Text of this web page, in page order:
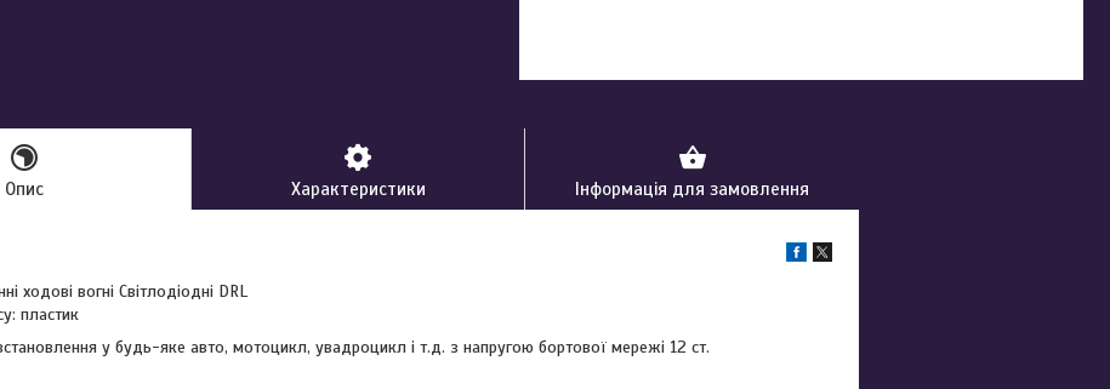
Опис Характеристики Інформація для замовлення
ходові вогні Світлодіодні DRL
пластик
у будь-яке авто, мотоцикл, увадроцикл і т.д. з напругою бортової мережі 12 ст.